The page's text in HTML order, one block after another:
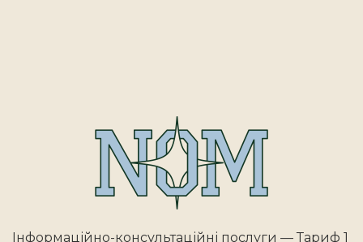
Інформаційно-консультаційні послуги — Тариф 1